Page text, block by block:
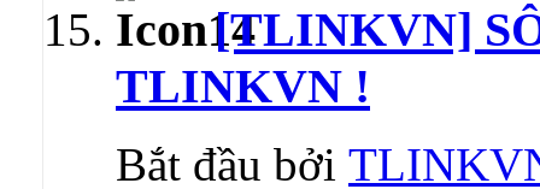
[TLINKVN]
TLINKVN !
Bắt đầu bởi